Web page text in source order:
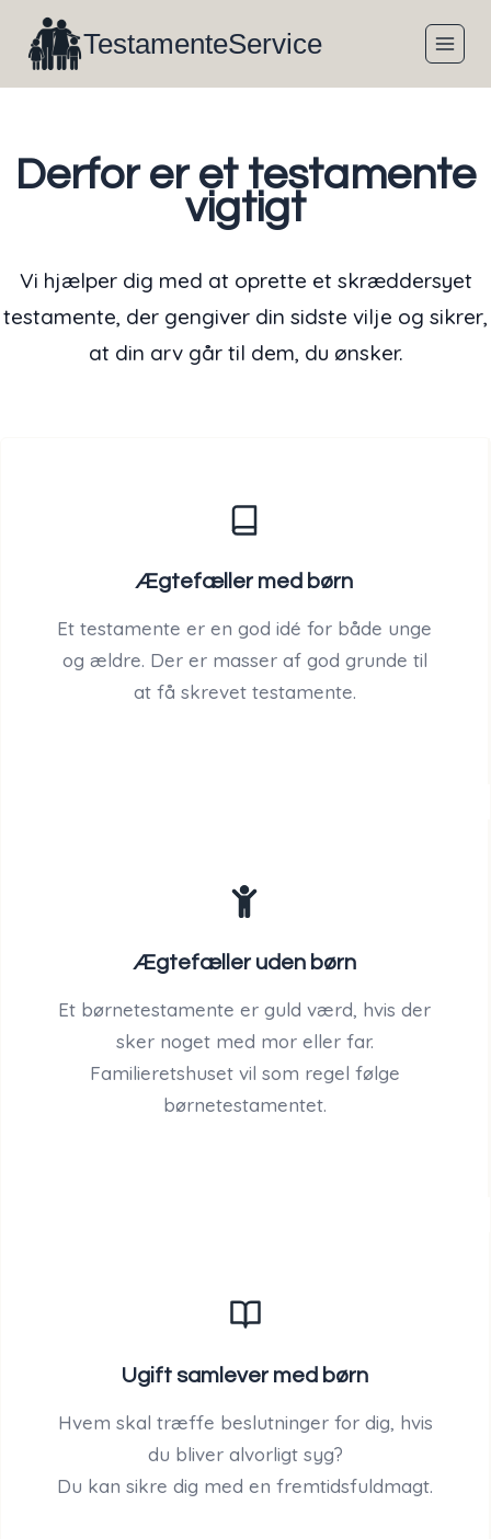
Fortsæt
TestamenteService
Derfor er et testamente
vigtigt
Vi hjælper dig med at oprette et skræddersyet
testamente, der gengiver din sidste vilje og sikrer,
at din arv går til dem, du ønsker.
Ægtefæller med børn
Et testamente er en god idé for både unge
og ældre. Der er masser af god grunde til
at få skrevet testamente.
Ægtefæller uden børn
Et børnetestamente er guld værd, hvis der
sker noget med mor eller far.
Familieretshuset vil som regel følge
børnetestamentet.
Ugift samlever med børn
Hvem skal træffe beslutninger for dig, hvis
du bliver alvorligt syg?
Du kan sikre dig med en fremtidsfuldmagt.